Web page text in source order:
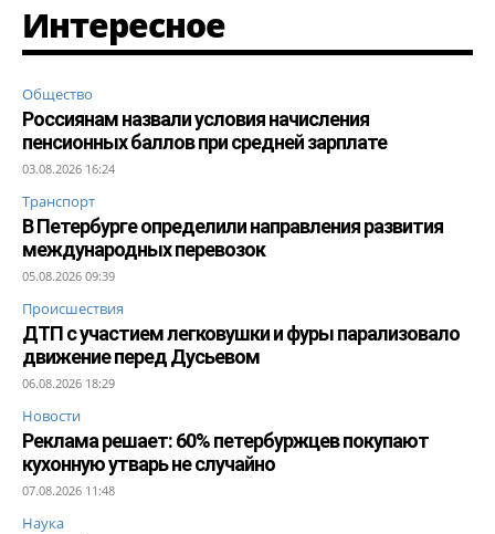
Интересное
Общество
Россиянам назвали условия начисления
пенсионных баллов при средней зарплате
03.08.2026 16:24
Транспорт
В Петербурге определили направления развития
международных перевозок
05.08.2026 09:39
Происшествия
ДТП с участием легковушки и фуры парализовало
движение перед Дусьевом
06.08.2026 18:29
Новости
Реклама решает: 60% петербуржцев покупают
кухонную утварь не случайно
07.08.2026 11:48
Наука